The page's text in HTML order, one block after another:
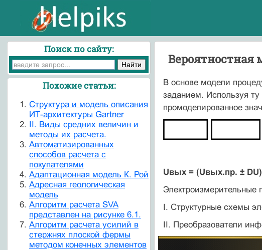
Вероятностная
В основе модели
заданием. Используя
промоделированное
Uвых = (Uвых.пр. ±
Электроизмерительные
I. Структурные схемы
II. Преобразователи
Поиск по сайту:
Похожие статьи:
Cтруктура и модель описания
ИТ-архитектуры Gartner
II. Виды средних величин и
методы их расчета.
Автоматизированных
способов расчета с
покупателями
Адаптационная модель К. Рой
Адресная геологическая
модель
Алгоритм расчета SVA
представлен на рисунке 6.1.
Алгоритм расчета усилий в
стержнях плоской фермы
методом конечных элементов